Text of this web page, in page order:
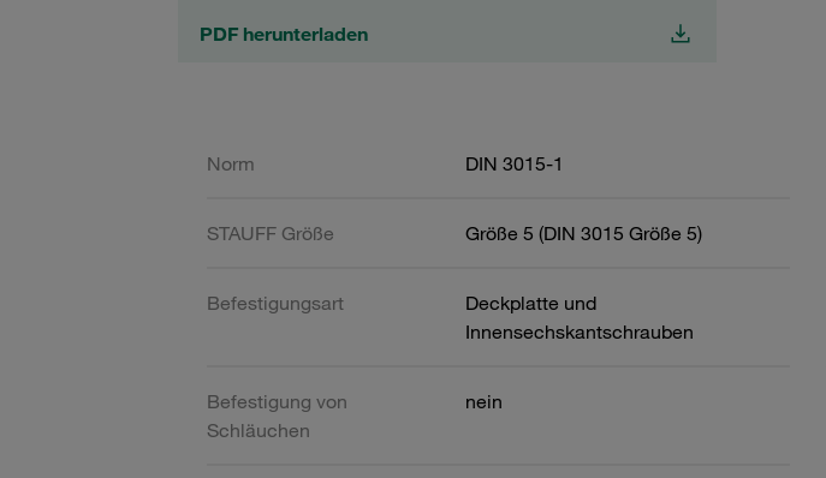
PDF herunterladen
Norm DIN 3015-1
STAUFF Größe Größe 5 (DIN 3015 Größe 5)
Befestigungsart
Deckplatte und
Innensechskantschrauben
Befestigung von
Schläuchen
nein